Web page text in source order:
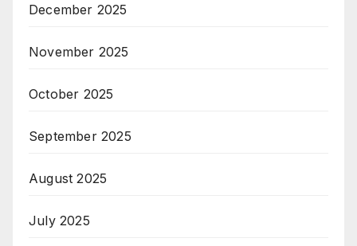
December 2025
November 2025
October 2025
September 2025
August 2025
July 2025